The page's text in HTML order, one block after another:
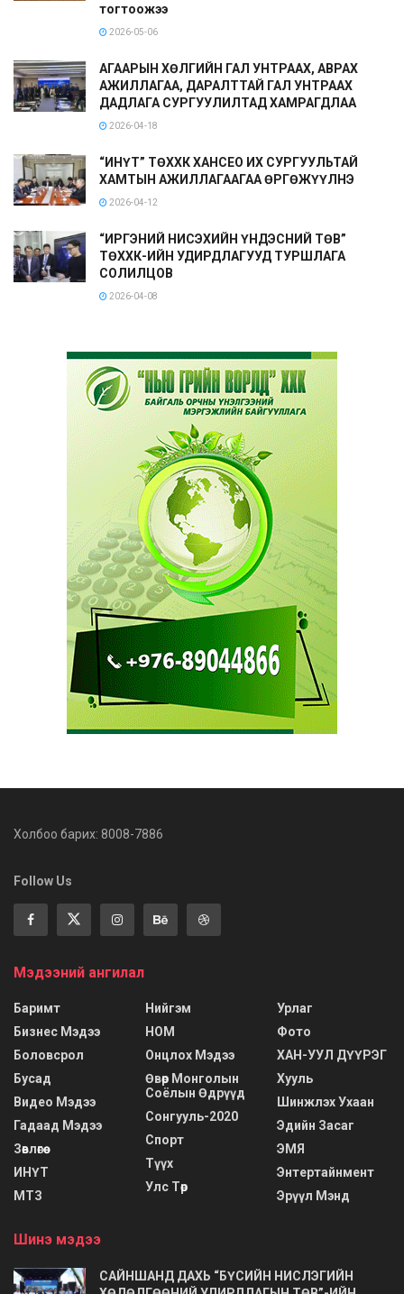
тогтоожээ
2026-05-06
АГААРЫН ХӨЛГИЙН ГАЛ УНТРААХ, АВРАХ
АЖИЛЛАГАА, ДАРАЛТТАЙ ГАЛ УНТРААХ
ДАДЛАГА СУРГУУЛИЛТАД ХАМРАГДЛАА
2026-04-18
“ИНҮТ” ТӨХХК ХАНСЕО ИХ СУРГУУЛЬТАЙ
ХАМТЫН АЖИЛЛАГААГАА ӨРГӨЖҮҮЛНЭ
2026-04-12
“ИРГЭНИЙ НИСЭХИЙН ҮНДЭСНИЙ ТӨВ”
ТӨХХК-ИЙН УДИРДЛАГУУД ТУРШЛАГА
СОЛИЛЦОВ
2026-04-08
Холбоо барих: 8008-7886
Follow Us
Мэдээний ангилал
Баримт
Бизнес Мэдээ
Боловсрол
Бусад
Видео Мэдээ
Гадаад Мэдээ
Зөвлөгөө
ИНҮТ
МТЗ
Нийгэм
НОМ
Онцлох Мэдээ
Өвөр Монголын
Соёлын Өдрүүд
Сонгууль-2020
Спорт
Түүх
Улс Төр
Урлаг
Фото
ХАН-УУЛ ДҮҮРЭГ
Хууль
Шинжлэх Ухаан
Эдийн Засаг
ЭМЯ
Энтертайнмент
Эрүүл Мэнд
Шинэ мэдээ
САЙНШАНД ДАХЬ “БҮСИЙН НИСЛЭГИЙН